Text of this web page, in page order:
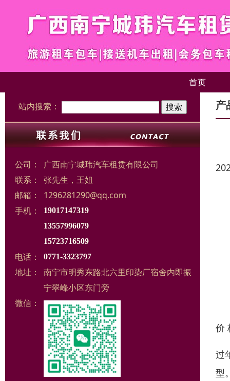
首页
站内搜索：
公司：
广西南宁城玮汽车租赁有限公司
联系：
张先生，王姐
邮箱：
1296281290@qq.com
手机：
19017147319
13557996079
15723716509
电话： 0771-3323797
地址：
南宁市明秀东路北六里印染厂宿舍内即振
宁翠峰小区东门旁
微信：
产
价
过
型